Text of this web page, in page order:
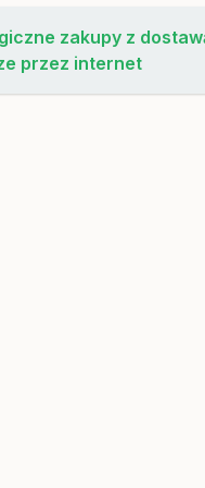
zakupy z
przez internet